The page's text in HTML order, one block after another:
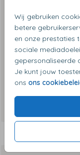
Wij gebruiken
betere
en onze prestaties
sociale
gepersonaliseerde
Je kunt jouw
ons ons
Dit vind je